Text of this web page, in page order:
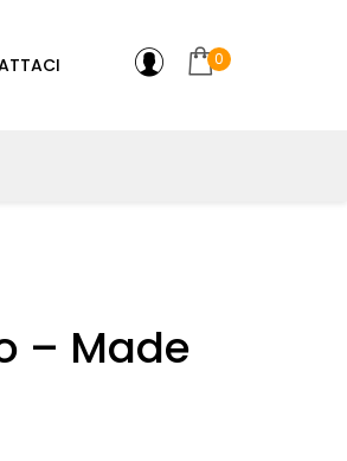
0
– Made